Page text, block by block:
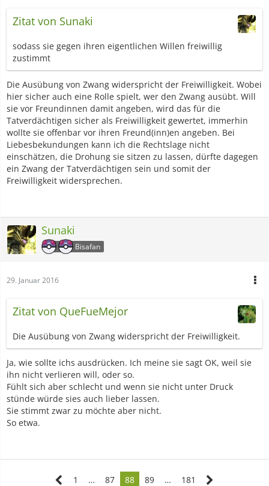
Zitat von Sunaki
sodass sie gegen ihren eigentlichen Willen freiwillig
zustimmt
Die Ausübung von Zwang widerspricht der Freiwilligkeit. Wobei
hier sicher auch eine Rolle spielt, wer den Zwang ausübt. Will
sie vor Freundinnen damit angeben, wird das für die
Tatverdächtigen sicher als Freiwilligkeit gewertet, immerhin
wollte sie offenbar vor ihren Freund(inn)en angeben. Bei
Liebesbekundungen kann ich die Rechtslage nicht
einschätzen, die Drohung sie sitzen zu lassen, dürfte dagegen
ein Zwang der Tatverdächtigen sein und somit der
Freiwilligkeit widersprechen.
Sunaki
Bisafan
29. Januar 2016
Zitat von QueFueMejor
Die Ausübung von Zwang widerspricht der Freiwilligkeit.
Ja, wie sollte ichs ausdrücken. Ich meine sie sagt OK, weil sie
ihn nicht verlieren will, oder so.
Fühlt sich aber schlecht und wenn sie nicht unter Druck
stünde würde sies auch lieber lassen.
Sie stimmt zwar zu möchte aber nicht.
So etwa.
1 … 87 88 89 … 181